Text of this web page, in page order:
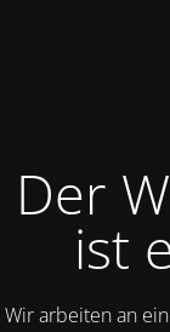
Der
ist
Wir arbeiten an